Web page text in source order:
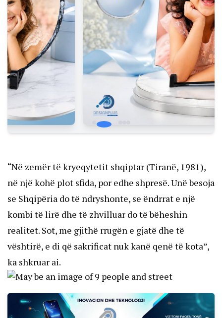
“Në zemër të kryeqytetit shqiptar (Tiranë, 1981),
në një kohë plot sfida, por edhe shpresë. Unë besoja
se Shqipëria do të ndryshonte, se ëndrrat e një
kombi të lirë dhe të zhvilluar do të bëheshin
realitet. Sot, me gjithë rrugën e gjatë dhe të
vështirë, e di që sakrificat nuk kanë qenë të kota”,
ka shkruar ai.